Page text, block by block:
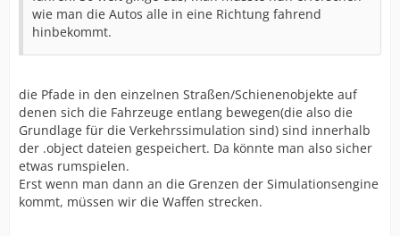
wie man die Autos alle in eine Richtung fahrend
hinbekommt.
die Pfade in den einzelnen Straßen/Schienenobjekte auf
denen sich die Fahrzeuge entlang bewegen(die also die
Grundlage für die Verkehrssimulation sind) sind innerhalb
der .object dateien gespeichert. Da könnte man also sicher
etwas rumspielen.
Erst wenn man dann an die Grenzen der Simulationsengine
kommt, müssen wir die Waffen strecken.